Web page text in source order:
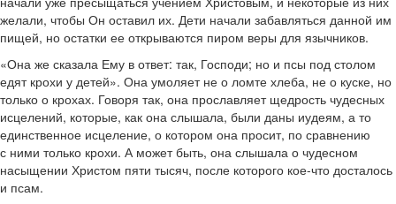
желали, чтобы Он оставил их. Дети начали забавляться данной им
пищей, но остатки ее открываются пиром веры для язычников.
«Она же сказала Ему в ответ: так, Господи; но и псы под столом
едят крохи у детей». Она умоляет не о ломте хлеба, не о куске, но
только о крохах. Говоря так, она прославляет щедрость чудесных
исцелений, которые, как она слышала, были даны иудеям, а то
единственное исцеление, о котором она просит, по сравнению
с ними только крохи. А может быть, она слышала о чудесном
насыщении Христом пяти тысяч, после которого кое-что досталось
и псам.